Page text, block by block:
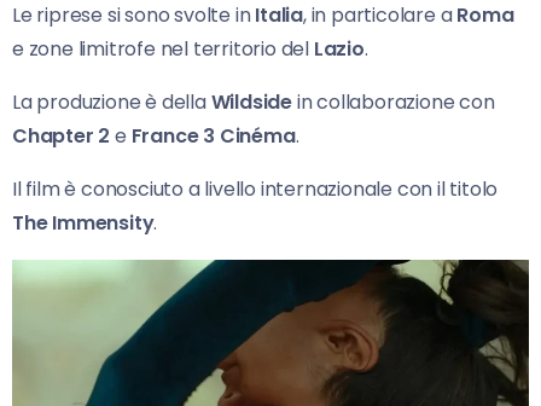
Le riprese si sono svolte inItalia, in particolare aRoma
e zone limitrofe nel territorio del Lazio.
La produzione è dellaWildsidein collaborazione con
Chapter 2 e France 3 Cinéma.
Il film è conosciuto a livello internazionale con il titolo
The Immensity.